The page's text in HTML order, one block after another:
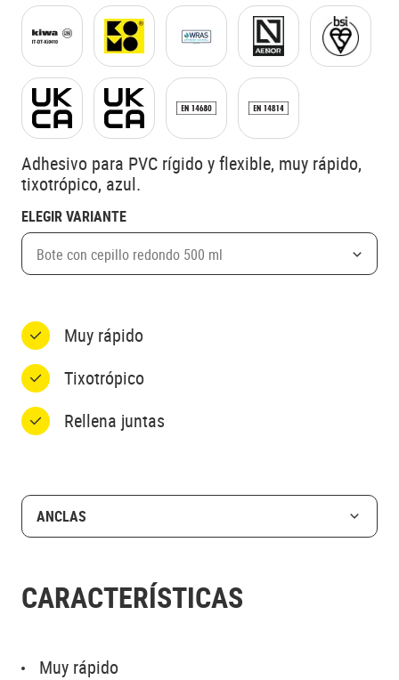
Adhesivo para PVC rígido y flexible, muy rápido,
tixotrópico, azul.
ELEGIR VARIANTE
Bote con cepillo redondo 500 ml
Muy rápido
Tixotrópico
Rellena juntas
ANCLAS
CARACTERÍSTICAS
Muy rápido